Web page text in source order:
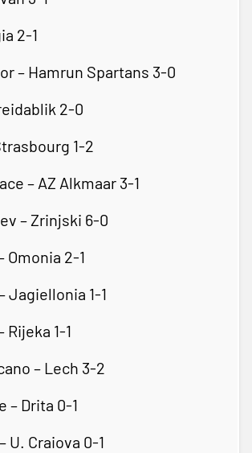
2-1
– Hamrun Spartans 3-0
2-0
1-2
– AZ Alkmaar 3-1
– Zrinjski 6-0
Omonia 2-1
Jagiellonia 1-1
Rijeka 1-1
– Lech 3-2
– Drita 0-1
U. Craiova 0-1